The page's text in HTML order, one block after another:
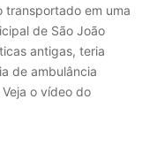
transportado em uma
de São João
antigas, teria
de ambulância
o vídeo do